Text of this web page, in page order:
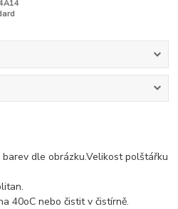
dle obrázku.Velikost polštářku
40oC nebo čistit v čistírně.